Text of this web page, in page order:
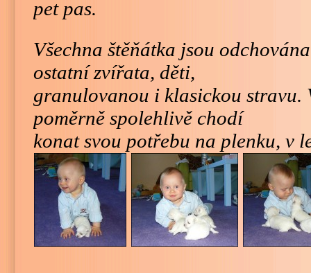
pet pas.
Všechna štěňátka jsou
ostatní zvířata, děti,
granulovanou i klasickou stravu.
poměrně spolehlivě chodí
konat svou potřebu na plenku, v